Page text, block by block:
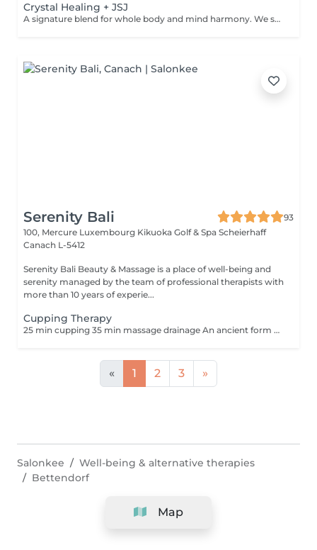
Crystal Healing + JSJ
A signature blend for whole body and mind harmony. We set your intention, select specific crystals, and apply JSJ flows that complement your needsperfect for layered support (physical, emotional, and subtle energy). For questions and additional information, please contact claudia@4elements.lu
Serenity Bali
93
100, Mercure Luxembourg Kikuoka Golf & Spa Scheierhaff
Canach L-5412
Serenity Bali Beauty & Massage is a place of well-being and
serenity managed by the team of professional therapists with
more than 10 years of experie...
Cupping Therapy
25 min cupping 35 min massage drainage An ancient form of alternative medicine in which a therapist puts special cups on your skin for a few minutes to create suction. People get it for many purposes, including to help with pain, inflammation, blood flow, relaxation and well-being, and as a type of deep-tissue massage.
« 1 2 3 »
Map
Salonkee
Well-being & alternative therapies
Bettendorf